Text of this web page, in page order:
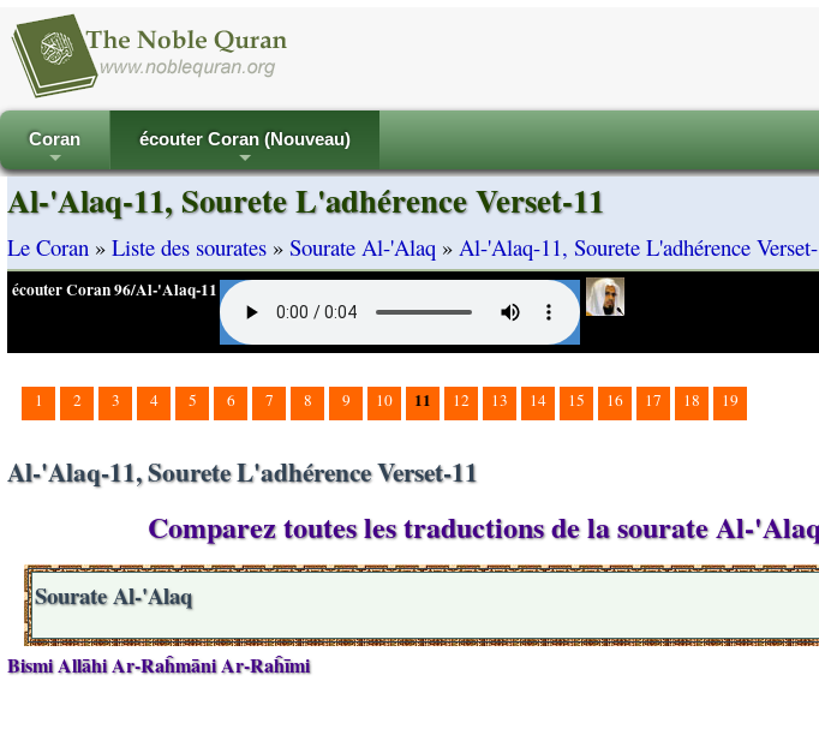
+
Coran
+
écouter Coran (Nouveau)
Al-'Alaq-11, Sourete L'adhérence Verset-11
Le Coran » Liste des sourates » Sourate Al-'Alaq » Al-'Alaq-11, Sourete L'adhérence
écouter Coran 96/Al-'Alaq-11
1 2 3 4 5 6 7 8 9 10 11 12 13 14 15 16 17 18 19
Al-'Alaq-11, Sourete L'adhérence Verset-11
Comparez toutes les traductions de la sourate Al-
Sourate Al-'Alaq
Bismi Allāhi Ar-Raĥmāni Ar-Raĥīmi